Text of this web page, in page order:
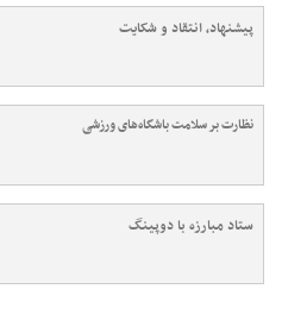
پیشنهاد، انتقاد و شکایت
نظارت بر سلامت باشگاه‌های ورزشی
ستاد مبارزه با دوپینگ